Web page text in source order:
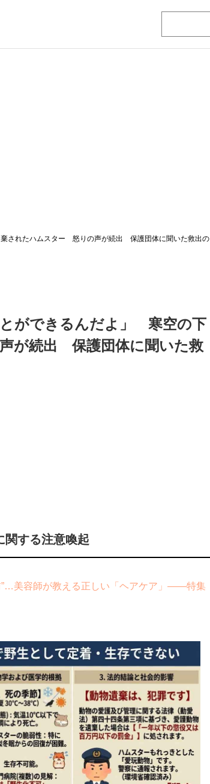
されたハムスター 怒りの声が続出 保護団体に聞いた救出の
ができるんだよ」 寒空の下
が続出 保護団体に聞いた救
関する注意喚起
美容師が教える正しい「ヘアケア」――特集